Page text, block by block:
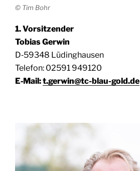
© Tim Bohr
1. Vor­sit­zen­der
Tobi­as Gerwin
D‑59348 Lüding­hau­sen
Tele­fon: 02591 949120
E‑Mail:t.gerwin@tc-blau-gold.de